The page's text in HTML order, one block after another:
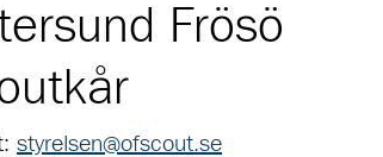
Frösö
styrelsen@ofscout.se